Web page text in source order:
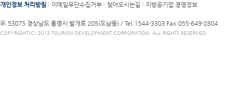
개인정보 처리방침 이메일무단수집거부 찾아오시는길 지방공기업 경영정보
우.53075 경상남도 통영시 발개로 205(도남동) / Tel.1544-3303 Fax.055-649-2804
COPYRIGHT(C) 2013 TOURISM DEVELOPMENT CORPORATION. ALL RIGHTS RESERVED.